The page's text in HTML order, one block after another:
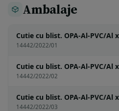
Ambalaje
Cutie cu blist. OPA-Al-PVC/Al
14442/2022/01
Cutie cu blist. OPA-Al-PVC/Al
14442/2022/02
Cutie cu blist. OPA-Al-PVC/Al
14442/2022/03